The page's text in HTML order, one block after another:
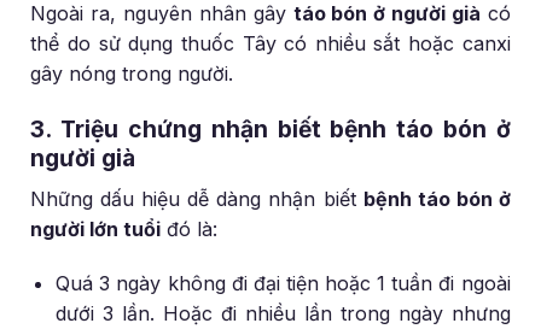
Ngoài ra, nguyên nhân gây táo bón ở người già có
thể do sử dụng thuốc Tây có nhiều sắt hoặc canxi
gây nóng trong người.
3. Triệu chứng nhận biết bệnh táo bón ở
người già
Những dấu hiệu dễ dàng nhận biết bệnh táo bón ở
người lớn tuổi đó là:
Quá 3 ngày không đi đại tiện hoặc 1 tuần đi ngoài
dưới 3 lần. Hoặc đi nhiều lần trong ngày nhưng